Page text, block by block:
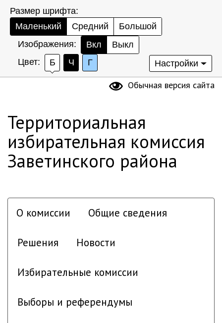
Размер шрифта:
Маленький
Средний
Большой
Изображения:
Вкл
Выкл
Цвет:
Б Ч Г Настройки
Обычная версия сайта
Территориальная
избирательная комиссия
Заветинского района
О комиссии Общие сведения
Решения Новости
Избирательные комиссии
Выборы и референдумы